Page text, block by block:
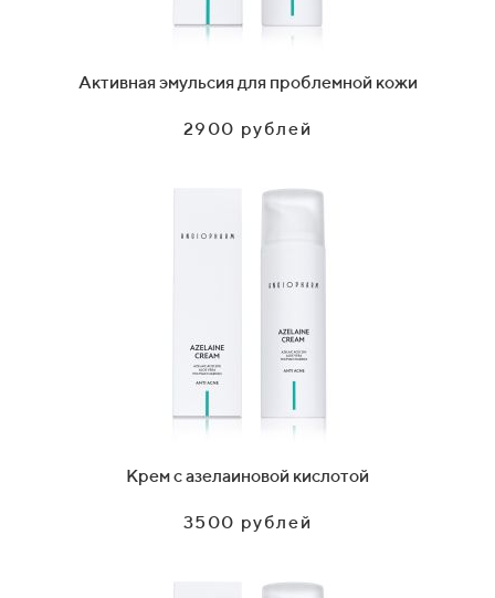
Активная эмульсия для проблемной кожи
2900 рублей
Крем с азелаиновой кислотой
3500 рублей